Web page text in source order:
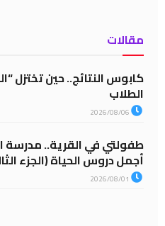
مقالات
الطلاب
طفولتي في القرية..
أجمل دروس الحياة (الجزء